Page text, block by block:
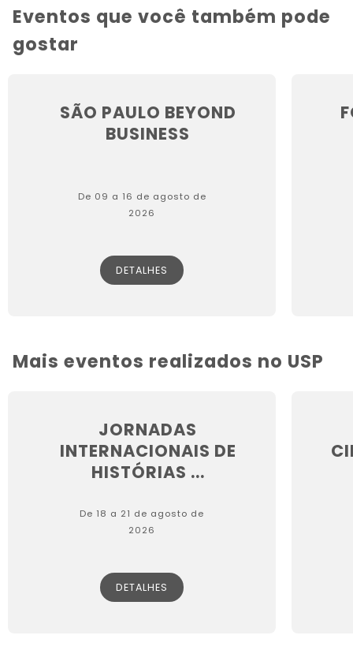
Eventos que você também pode
gostar
SÃO PAULO BEYOND
BUSINESS
De 09 a 16 de agosto de
2026
DETALHES
Mais eventos realizados no USP
JORNADAS
INTERNACIONAIS DE
HISTÓRIAS ...
De 18 a 21 de agosto de
2026
DETALHES